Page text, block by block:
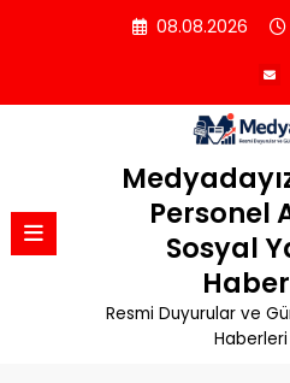
08.08.2026
Personel
Sosyal
Resmi Duyurular ve
Haberleri